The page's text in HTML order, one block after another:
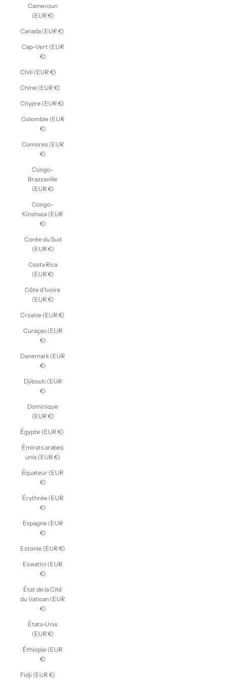
Cameroun
(EUR €)
Canada (EUR €)
Cap-Vert (EUR
€)
Chili (EUR €)
Chine (EUR €)
Chypre (EUR €)
Colombie (EUR
€)
Comores (EUR
€)
Congo-
Brazzaville
(EUR €)
Congo-
Kinshasa (EUR
€)
Corée du Sud
(EUR €)
Costa Rica
(EUR €)
Côte d’Ivoire
(EUR €)
Croatie (EUR €)
Curaçao (EUR
€)
Danemark (EUR
€)
Djibouti (EUR
€)
Dominique
(EUR €)
Égypte (EUR €)
Émirats arabes
unis (EUR €)
Équateur (EUR
€)
Érythrée (EUR
€)
Espagne (EUR
€)
Estonie (EUR €)
Eswatini (EUR
€)
État de la Cité
du Vatican (EUR
€)
États-Unis
(EUR €)
Éthiopie (EUR
€)
Fidji (EUR €)